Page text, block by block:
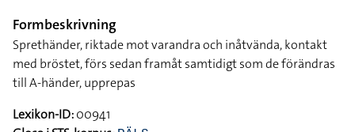
Formbeskrivning
Sprethänder, riktade mot varandra och inåtvända, kontakt
med bröstet, förs sedan framåt samtidigt som de förändras
till A-händer, upprepas
Lexikon-ID:00941